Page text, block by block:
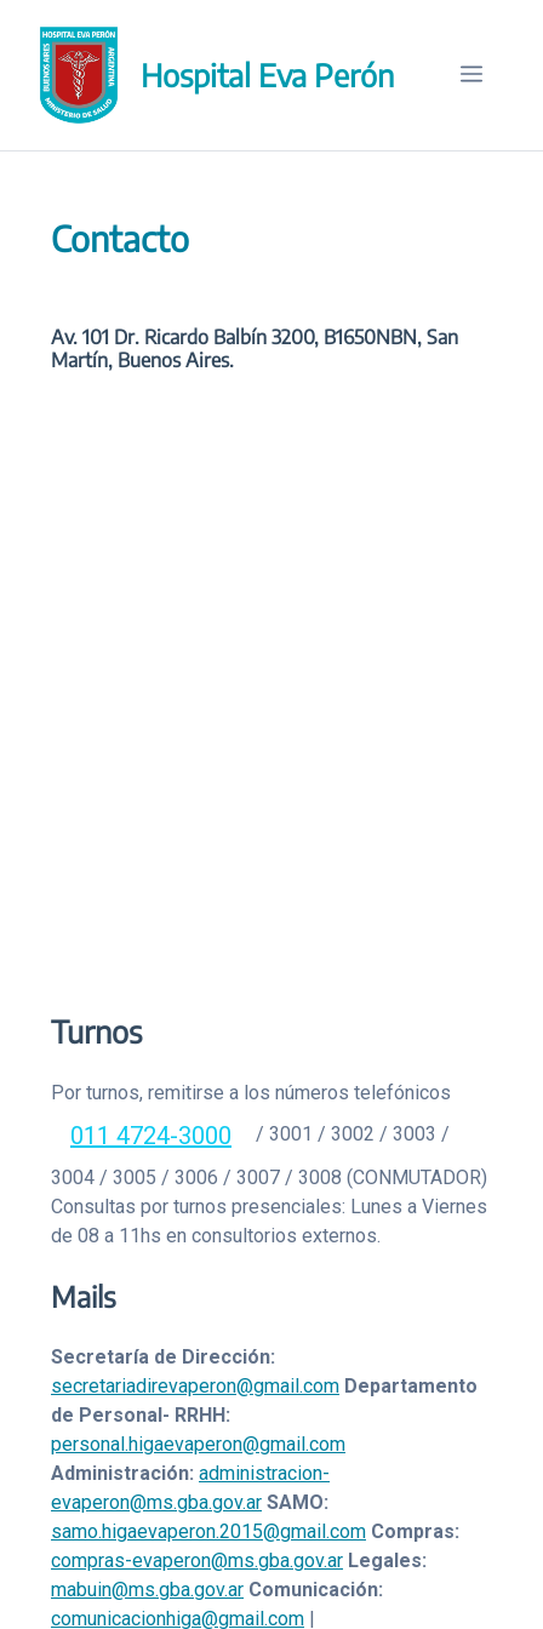
contenido
Hospital Eva Perón Menú
Contacto
Av. 101 Dr. Ricardo Balbín 3200, B1650NBN, San
Martín, Buenos Aires.
Turnos
Por turnos, remitirse a los números telefónicos
011 4724-3000
/ 3001 / 3002 / 3003 /
3004 / 3005 / 3006 / 3007 / 3008 (CONMUTADOR)
Consultas por turnos presenciales: Lunes a Viernes
de 08 a 11hs en consultorios externos.
Mails
Secretaría de Dirección:
secretariadirevaperon@gmail.com Departamento
de Personal- RRHH:
personal.higaevaperon@gmail.com
Administración: administracion-
evaperon@ms.gba.gov.ar SAMO:
samo.higaevaperon.2015@gmail.com Compras:
compras-evaperon@ms.gba.gov.ar Legales:
mabuin@ms.gba.gov.ar Comunicación:
comunicacionhiga@gmail.com